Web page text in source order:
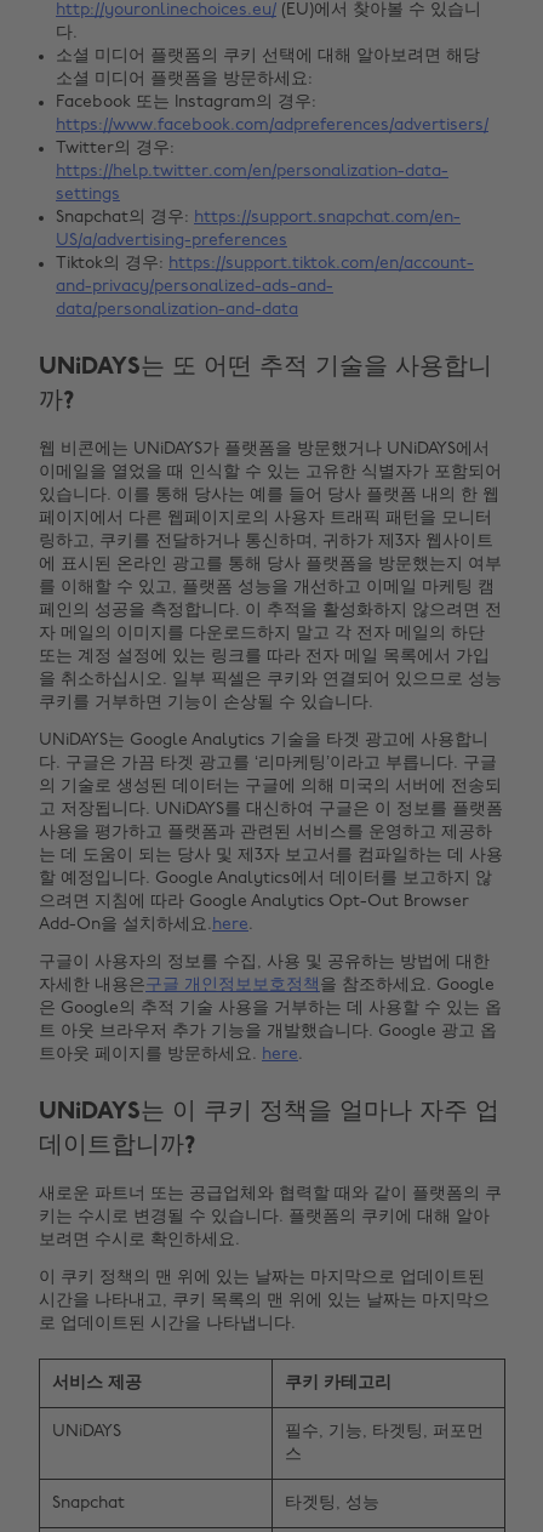
http://youronlinechoices.eu/ (EU)에서 찾아볼 수 있습니
다.
소셜 미디어 플랫폼의 쿠키 선택에 대해 알아보려면 해당
소셜 미디어 플랫폼을 방문하세요:
Facebook 또는 Instagram의 경우:
https://www.facebook.com/adpreferences/advertisers/
Twitter의 경우:
https://help.twitter.com/en/personalization-data-
settings
Snapchat의 경우: https://support.snapchat.com/en-
US/a/advertising-preferences
Tiktok의 경우: https://support.tiktok.com/en/account-
and-privacy/personalized-ads-and-
data/personalization-and-data
UNiDAYS는 또 어떤 추적 기술을 사용합니
까?
웹 비콘에는 UNiDAYS가 플랫폼을 방문했거나 UNiDAYS에서
이메일을 열었을 때 인식할 수 있는 고유한 식별자가 포함되어
있습니다. 이를 통해 당사는 예를 들어 당사 플랫폼 내의 한 웹
페이지에서 다른 웹페이지로의 사용자 트래픽 패턴을 모니터
링하고, 쿠키를 전달하거나 통신하며, 귀하가 제3자 웹사이트
에 표시된 온라인 광고를 통해 당사 플랫폼을 방문했는지 여부
를 이해할 수 있고, 플랫폼 성능을 개선하고 이메일 마케팅 캠
페인의 성공을 측정합니다. 이 추적을 활성화하지 않으려면 전
자 메일의 이미지를 다운로드하지 말고 각 전자 메일의 하단
또는 계정 설정에 있는 링크를 따라 전자 메일 목록에서 가입
을 취소하십시오. 일부 픽셀은 쿠키와 연결되어 있으므로 성능
쿠키를 거부하면 기능이 손상될 수 있습니다.
UNiDAYS는 Google Analytics 기술을 타겟 광고에 사용합니
다. 구글은 가끔 타겟 광고를 ‘리마케팅’이라고 부릅니다. 구글
의 기술로 생성된 데이터는 구글에 의해 미국의 서버에 전송되
고 저장됩니다. UNiDAYS를 대신하여 구글은 이 정보를 플랫폼
사용을 평가하고 플랫폼과 관련된 서비스를 운영하고 제공하
는 데 도움이 되는 당사 및 제3자 보고서를 컴파일하는 데 사용
할 예정입니다. Google Analytics에서 데이터를 보고하지 않
으려면 지침에 따라 Google Analytics Opt-Out Browser
Add-On을 설치하세요.here.
구글이 사용자의 정보를 수집, 사용 및 공유하는 방법에 대한
자세한 내용은구글 개인정보보호정책 을 참조하세요. Google
은 Google의 추적 기술 사용을 거부하는 데 사용할 수 있는 옵
트 아웃 브라우저 추가 기능을 개발했습니다. Google 광고 옵
트아웃 페이지를 방문하세요. here.
UNiDAYS는 이 쿠키 정책을 얼마나 자주 업
데이트합니까?
새로운 파트너 또는 공급업체와 협력할 때와 같이 플랫폼의 쿠
키는 수시로 변경될 수 있습니다. 플랫폼의 쿠키에 대해 알아
보려면 수시로 확인하세요.
이 쿠키 정책의 맨 위에 있는 날짜는 마지막으로 업데이트된
시간을 나타내고, 쿠키 목록의 맨 위에 있는 날짜는 마지막으
로 업데이트된 시간을 나타냅니다.
서비스 제공 쿠키 카테고리
UNiDAYS
필수, 기능, 타겟팅, 퍼포먼
스
Snapchat 타겟팅, 성능